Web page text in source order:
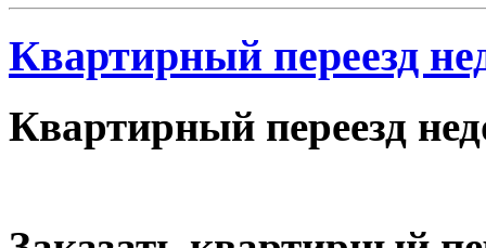
Квартирный переезд
Квартирный переезд